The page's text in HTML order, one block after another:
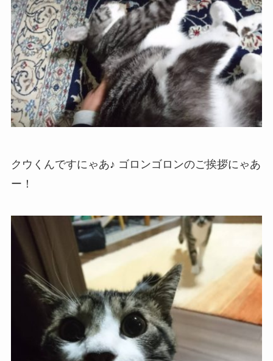
クウくんですにゃあ♪ ゴロンゴロンのご挨拶にゃあ
ー！